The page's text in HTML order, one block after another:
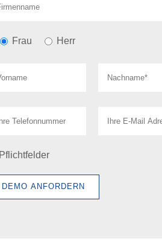
Frau Herr
Bitte lasse dieses Feld leer.
Bitte lasse dieses Feld leer.